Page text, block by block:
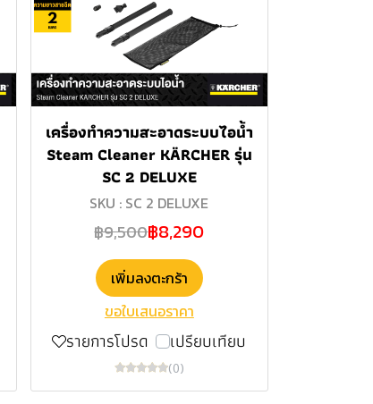
เครื่องทำความสะอาดระบบไอน้ำ
Steam Cleaner KÄRCHER รุ่น
SC 2 DELUXE
SKU : SC 2 DELUXE
฿9,500฿8,290
เพิ่มลงตะกร้า
ขอใบเสนอราคา
รายการโปรด เปรียบเทียบ
(0)